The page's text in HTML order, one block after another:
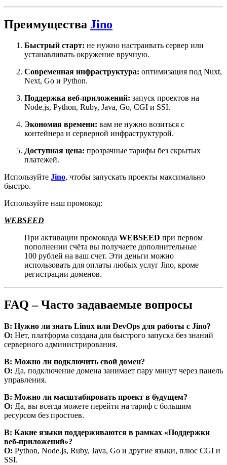
Преимущества Jino
Быстрый старт: не нужно настраивать сервер или
устанавливать окружение вручную.
Современная инфраструктура: оптимизация под Nuxt,
Next, Go и Python.
Поддержка веб-приложений: запуск проектов на
Node.js, Python, Ruby, Java, Go, CGI и SSI.
Экономия времени: вам не нужно возиться с
контейнера и серверной инфраструктурой.
Доступная цена: прозрачные тарифы без скрытых
платежей.
Используйте Jino, чтобы запускать проекты максимально
быстро.
Используйте наш промокод:
WEBSEED
При активации промокода WEBSEED при первом
пополнении счёта вы получаете дополнительные
100 рублей на ваш счет. Эти деньги можно
использовать для оплаты любых услуг Jino, кроме
регистрации доменов.
FAQ – Часто задаваемые вопросы
В: Нужно ли знать Linux или DevOps для работы с Jino?
О: Нет, платформа создана для быстрого запуска без знаний
серверного администрирования.
В: Можно ли подключить свой домен?
О: Да, подключение домена занимает пару минут через панель
управления.
В: Можно ли масштабировать проект в будущем?
О: Да, вы всегда можете перейти на тариф с большим
ресурсом без простоев.
В: Какие языки поддерживаются в рамках «Поддержки
веб-приложений»?
О: Python, Node.js, Ruby, Java, Go и другие языки, плюс CGI и
SSI.